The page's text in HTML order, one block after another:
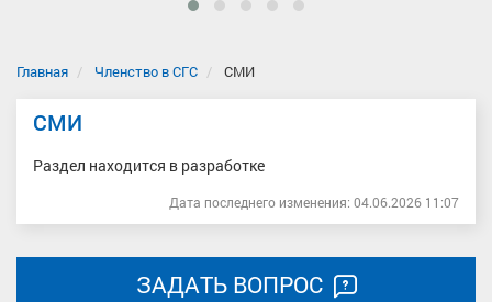
Главная Членство в СГС СМИ
СМИ
Раздел находится в разработке
Дата последнего изменения: 04.06.2026 11:07
ЗАДАТЬ ВОПРОС